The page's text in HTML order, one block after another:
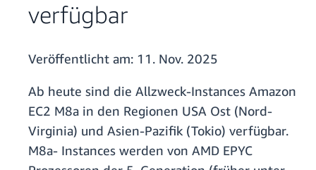
verfügbar
Veröffentlicht am: 11. Nov. 2025
Ab heute sind die Allzweck-Instances Amazon
EC2 M8a in den Regionen USA Ost (Nord-
Virginia) und Asien-Pazifik (Tokio) verfügbar.
M8a- Instances werden von AMD EPYC